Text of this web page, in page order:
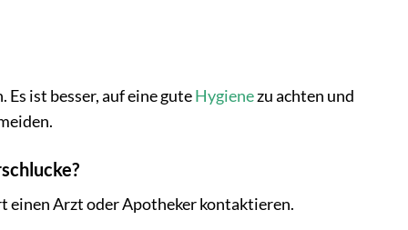
ist besser, auf eine guteHygienezu achten und
einen Arzt oder Apotheker kontaktieren.